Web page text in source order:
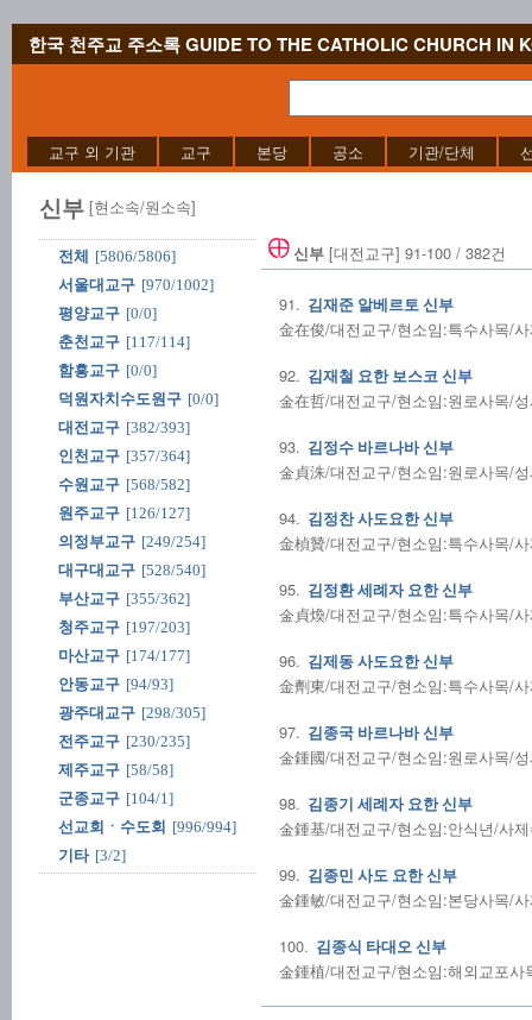
한국 천주교 주소록 GUIDE TO THE CATHOLIC CHURCH IN
교구 외 기관 교구 본당 공소 기관/단체
신부 [현소속/원소속]
전체
[5806/5806]
서울대교구 [970/1002]
평양교구 [0/0]
춘천교구 [117/114]
함흥교구 [0/0]
덕원자치수도원구 [0/0]
대전교구 [382/393]
인천교구 [357/364]
수원교구 [568/582]
원주교구 [126/127]
의정부교구 [249/254]
대구대교구 [528/540]
부산교구 [355/362]
청주교구 [197/203]
마산교구 [174/177]
안동교구 [94/93]
광주대교구 [298/305]
전주교구 [230/235]
제주교구 [58/58]
군종교구 [104/1]
선교회ㆍ수도회 [996/994]
기타 [3/2]
신부 [대전교구] 91-100 / 382건
91. 김재준 알베르토 신부
金在俊/대전교구/현소임:특수사목/
92. 김재철 요한 보스코 신부
金在哲/대전교구/현소임:원로사목/
93. 김정수 바르나바 신부
金貞洙/대전교구/현소임:원로사목/
94. 김정찬 사도요한 신부
金楨贊/대전교구/현소임:특수사목/
95. 김정환 세례자 요한 신부
金貞煥/대전교구/현소임:특수사목/
96. 김제동 사도요한 신부
金劑東/대전교구/현소임:특수사목/
97. 김종국 바르나바 신부
金鍾國/대전교구/현소임:원로사목/
98. 김종기 세례자 요한 신부
金鍾基/대전교구/현소임:안식년/사
99. 김종민 사도 요한 신부
金鍾敏/대전교구/현소임:본당사목/
100. 김종식 타대오 신부
金鍾植/대전교구/현소임:해외교포사